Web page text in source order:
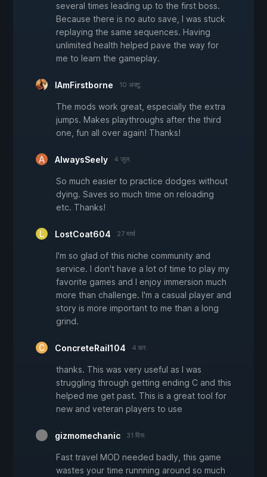
several times leading up to the first boss.
Because there is no auto save, I was stuck
replaying the same sequences. Having
unlimited health helped pave the way for
me to learn the gameplay.
IAmFirstborne 10 अक्टू.
The mods work great, especially the extra
jumps. Makes playthroughs after the third
one, fun all over again! Thanks!
AlwaysSeely 4 जुल.
So much easier to practice dodges without
dying. Saves so much time on reloading
etc. Thanks!
LostCoat604 27 मार्च
I'm so glad of this niche community and
service. I don't have a lot of time to play my
favorite games and I enjoy immersion much
more than challenge. I'm a casual player and
story is more important to me than a long
grind.
ConcreteRail104 4 फ़र.
thanks. This was very useful as I was
struggling through getting ending C and this
helped me get past. This is a great tool for
new and veteran players to use
gizmomechanic 31 दिस.
Fast travel MOD needed badly, this game
wastes your time runnning around so much